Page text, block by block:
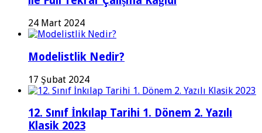
24 Mart 2024
Modelistlik Nedir?
17 Şubat 2024
12. Sınıf İnkılap Tarihi 1. Dönem 2. Yazılı
Klasik 2023